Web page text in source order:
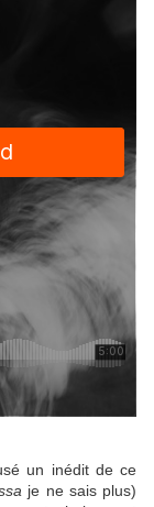
un inédit de ce
je ne sais plus)